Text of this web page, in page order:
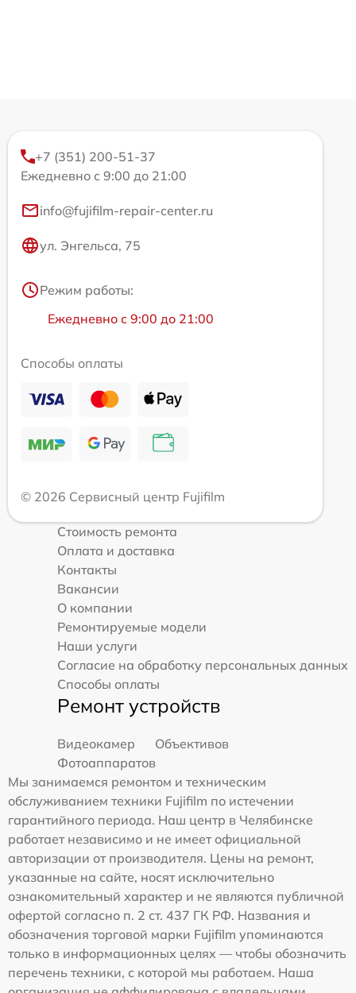
+7 (351) 200-51-37
Ежедневно с 9:00 до 21:00
info@fujifilm-repair-center.ru
ул. Энгельса, 75
Режим работы:
Ежедневно с 9:00 до 21:00
Способы оплаты
© 2026 Сервисный центр Fujifilm
Стоимость ремонта
Оплата и доставка
Контакты
Вакансии
О компании
Ремонтируемые модели
Наши услуги
Согласие на обработку персональных данных
Способы оплаты
Ремонт устройств
Видеокамер
Объективов
Фотоаппаратов
Мы занимаемся ремонтом и техническим
обслуживанием техники Fujifilm по истечении
гарантийного периода. Наш центр в Челябинске
работает независимо и не имеет официальной
авторизации от производителя. Цены на ремонт,
указанные на сайте, носят исключительно
ознакомительный характер и не являются публичной
офертой согласно п. 2 ст. 437 ГК РФ. Названия и
обозначения торговой марки Fujifilm упоминаются
только в информационных целях — чтобы обозначить
перечень техники, с которой мы работаем. Наша